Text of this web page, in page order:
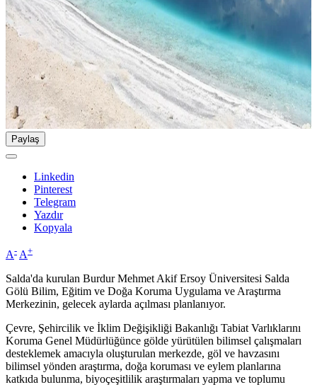
Paylaş
Linkedin
Pinterest
Telegram
Yazdır
Kopyala
A- A+
Salda'da kurulan Burdur Mehmet Akif Ersoy Üniversitesi Salda
Gölü Bilim, Eğitim ve Doğa Koruma Uygulama ve Araştırma
Merkezinin, gelecek aylarda açılması planlanıyor.
Çevre, Şehircilik ve İklim Değişikliği Bakanlığı Tabiat Varlıklarını
Koruma Genel Müdürlüğünce gölde yürütülen bilimsel çalışmaları
desteklemek amacıyla oluşturulan merkezde, göl ve havzasını
bilimsel yönden araştırma, doğa koruması ve eylem planlarına
katkıda bulunma, biyoçeşitlilik araştırmaları yapma ve toplumu